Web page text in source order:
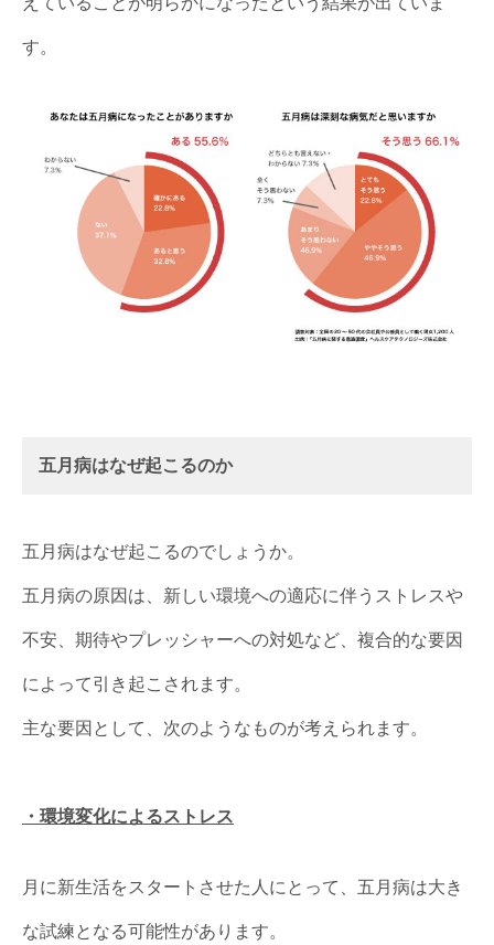
す。
五月病はなぜ起こるのか
五月病はなぜ起こるのでしょうか。
五月病の原因は、新しい環境への適応に伴うストレスや
不安、期待やプレッシャーへの対処など、複合的な要因
によって引き起こされます。
主な要因として、次のようなものが考えられます。
・環境変化によるストレス
月に新生活をスタートさせた人にとって、五月病は大き
な試練となる可能性があります。